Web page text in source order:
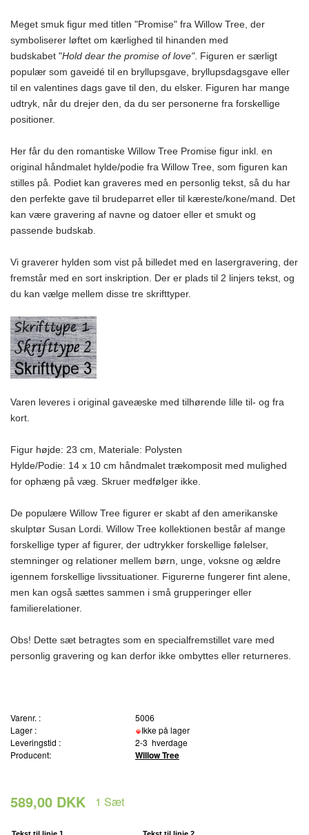
Meget smuk figur med titlen "Promise" fra Willow Tree, der
symboliserer løftet om kærlighed til hinanden med
budskabet "Hold dear the promise of love". Figuren er særligt
populær som gaveidé til en bryllupsgave, bryllupsdagsgave eller
til en valentines dags gave til den, du elsker. Figuren har mange
udtryk, når du drejer den, da du ser personerne fra forskellige
positioner.
Her får du den romantiske Willow Tree Promise figur inkl. en
original håndmalet hylde/podie fra Willow Tree, som figuren kan
stilles på. Podiet kan graveres med en personlig tekst, så du har
den perfekte gave til brudeparret eller til kæreste/kone/mand. Det
kan være gravering af navne og datoer eller et smukt og
passende budskab.
Vi graverer hylden som vist på billedet med en lasergravering, der
fremstår med en sort inskription. Der er plads til 2 linjers tekst, og
du kan vælge mellem disse tre skrifttyper.
Varen leveres i original gaveæske med tilhørende lille til- og fra
kort.
Figur højde: 23 cm, Materiale: Polysten
Hylde/Podie: 14 x 10 cm håndmalet trækomposit med mulighed
for ophæng på væg. Skruer medfølger ikke.
De populære Willow Tree figurer er skabt af den amerikanske
skulptør Susan Lordi. Willow Tree kollektionen består af mange
forskellige typer af figurer, der udtrykker forskellige følelser,
stemninger og relationer mellem børn, unge, voksne og ældre
igennem forskellige livssituationer. Figurerne fungerer fint alene,
men kan også sættes sammen i små grupperinger eller
familierelationer.
Obs! Dette sæt betragtes som en specialfremstillet vare med
personlig gravering og kan derfor ikke ombyttes eller returneres.
Varenr. :
5006
Lager :
Ikke på lager
Leveringstid :
2-3 hverdage
Producent:
Willow Tree
589,00 DKK 1 Sæt